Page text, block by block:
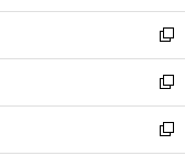
開
く
ウ
で
開
く
ン
ド
ウ
で
開
く
新
し
い
ウ
ィ
ン
新
し
い
ウ
新
し